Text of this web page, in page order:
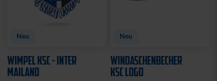
Neu
WIMPEL KSC - INTER
MAILAND
Neu
WINDASCHENBECHER
KSC LOGO